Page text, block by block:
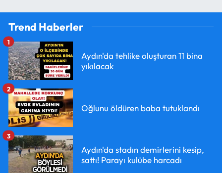
Trend Haberler
Aydın'da tehlike oluşturan 11 bina
yıkılacak
1
Oğlunu öldüren baba tutuklandı
2
Aydın'da stadın demirlerini kesip,
sattı! Parayı kulübe harcadı
3